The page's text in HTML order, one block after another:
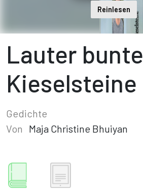
Reinlesen
Lauter bunte
Kieselsteine
Gedichte
Von
Maja Christine Bhuiyan